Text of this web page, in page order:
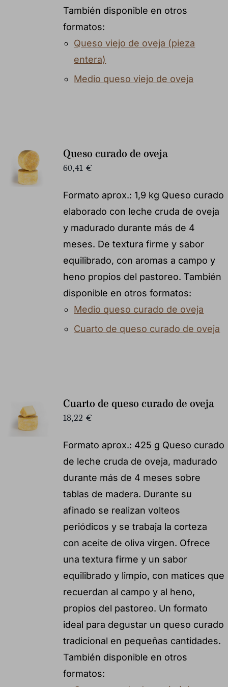
También disponible en otros
formatos:
Queso viejo de oveja (pieza
entera)
Medio queso viejo de oveja
Queso curado de oveja
60,41 €
Formato aprox.: 1,9 kg Queso curado
elaborado con leche cruda de oveja
y madurado durante más de 4
meses. De textura firme y sabor
equilibrado, con aromas a campo y
heno propios del pastoreo. También
disponible en otros formatos:
Medio queso curado de oveja
Cuarto de queso curado de oveja
Cuarto de queso curado de oveja
18,22 €
Formato aprox.: 425 g Queso curado
de leche cruda de oveja, madurado
durante más de 4 meses sobre
tablas de madera. Durante su
afinado se realizan volteos
periódicos y se trabaja la corteza
con aceite de oliva virgen. Ofrece
una textura firme y un sabor
equilibrado y limpio, con matices que
recuerdan al campo y al heno,
propios del pastoreo. Un formato
ideal para degustar un queso curado
tradicional en pequeñas cantidades.
También disponible en otros
formatos: